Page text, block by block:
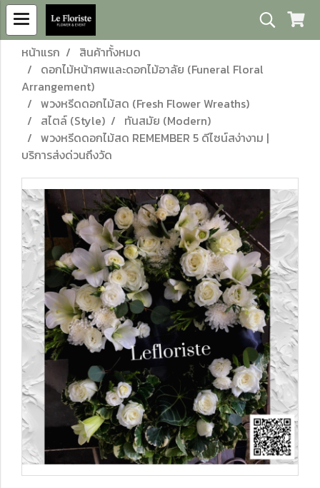
หน้าแรก
สินค้าทั้งหมด
ดอกไม้หน้าศพและดอกไม้อาลัย (Funeral Floral
Arrangement)
พวงหรีดดอกไม้สด (Fresh Flower Wreaths)
สไตล์ (Style)
ทันสมัย (Modern)
พวงหรีดดอกไม้สด REMEMBER 5 ดีไซน์สง่างาม |
บริการส่งด่วนถึงวัด